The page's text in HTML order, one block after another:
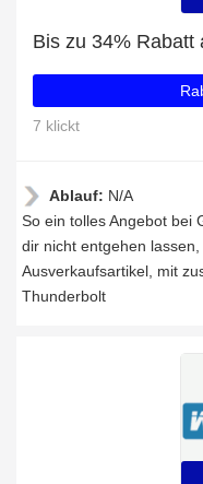
7 klickt
Ablauf: N/A
So ein tolles Angebot bei
dir nicht entgehen
Ausverkaufsartikel, mit
Thunderbolt